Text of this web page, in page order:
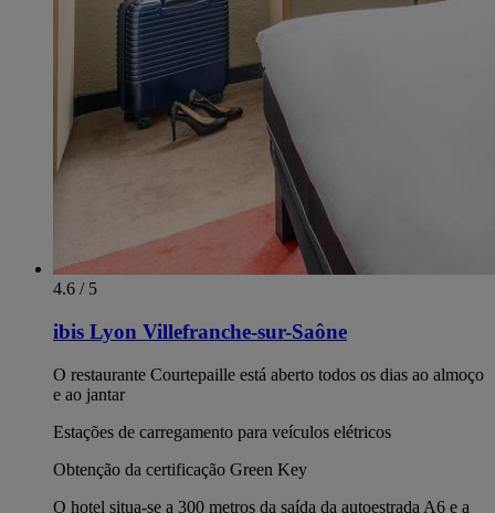
4.6 / 5
ibis Lyon Villefranche-sur-Saône
O restaurante Courtepaille está aberto todos os dias ao almoço
e ao jantar
Estações de carregamento para veículos elétricos
Obtenção da certificação Green Key
O hotel situa-se a 300 metros da saída da autoestrada A6 e a